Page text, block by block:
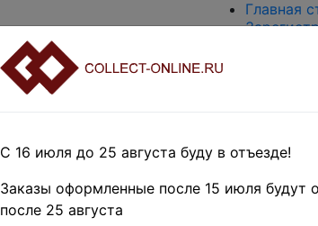
Главная
Оценка и
Поиск по
С 16 июля до 25 августа буду в отъезде!
Заказы оформленные после 15 июля будут
после 25 августа